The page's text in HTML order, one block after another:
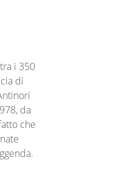
i 350
di
da
che